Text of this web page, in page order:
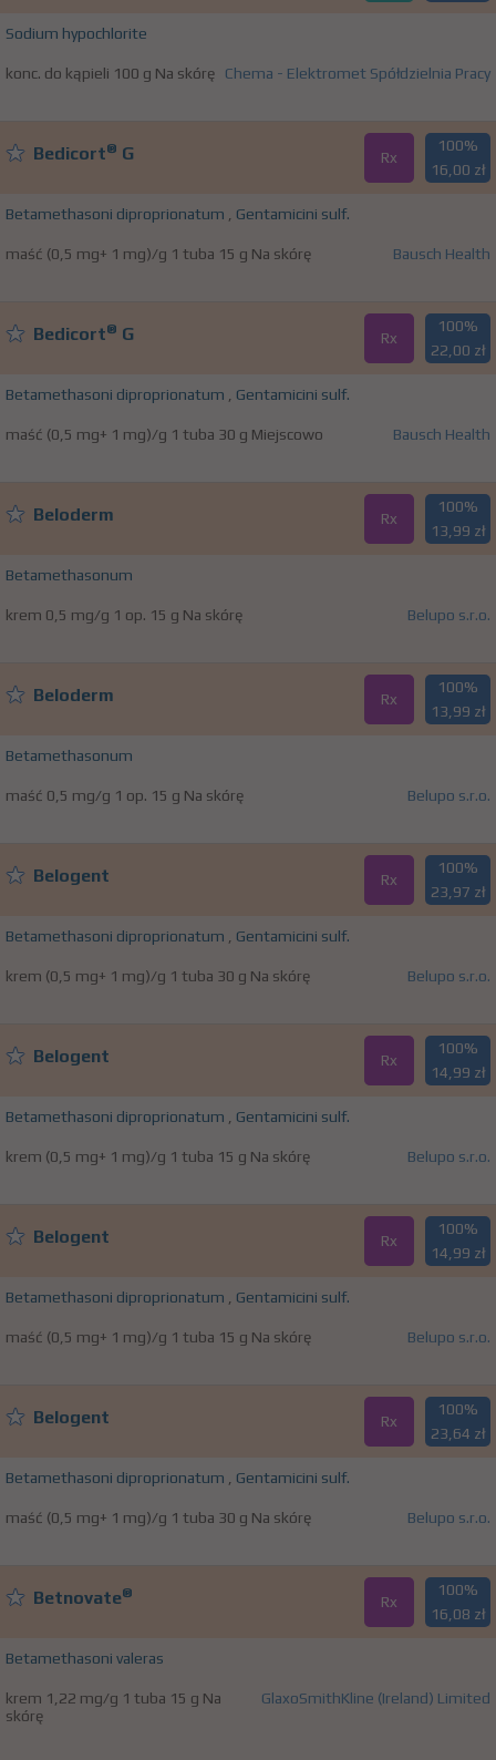
Sodium hypochlorite
konc. do kąpieli 100 g Na skórę Chema - Elektromet Spółdzielnia Pracy
Bedicort® G Rx
100%
16,00 zł
Betamethasoni diproprionatum , Gentamicini sulf.
maść (0,5 mg+ 1 mg)/g 1 tuba 15 g Na skórę Bausch Health
Bedicort® G Rx
100%
22,00 zł
Betamethasoni diproprionatum , Gentamicini sulf.
maść (0,5 mg+ 1 mg)/g 1 tuba 30 g Miejscowo Bausch Health
Beloderm Rx
100%
13,99 zł
Betamethasonum
krem 0,5 mg/g 1 op. 15 g Na skórę Belupo s.r.o.
Beloderm Rx
100%
13,99 zł
Betamethasonum
maść 0,5 mg/g 1 op. 15 g Na skórę Belupo s.r.o.
Belogent Rx
100%
23,97 zł
Betamethasoni diproprionatum , Gentamicini sulf.
krem (0,5 mg+ 1 mg)/g 1 tuba 30 g Na skórę Belupo s.r.o.
Belogent Rx
100%
14,99 zł
Betamethasoni diproprionatum , Gentamicini sulf.
krem (0,5 mg+ 1 mg)/g 1 tuba 15 g Na skórę Belupo s.r.o.
Belogent Rx
100%
14,99 zł
Betamethasoni diproprionatum , Gentamicini sulf.
maść (0,5 mg+ 1 mg)/g 1 tuba 15 g Na skórę Belupo s.r.o.
Belogent Rx
100%
23,64 zł
Betamethasoni diproprionatum , Gentamicini sulf.
maść (0,5 mg+ 1 mg)/g 1 tuba 30 g Na skórę Belupo s.r.o.
Betnovate® Rx
100%
16,08 zł
Betamethasoni valeras
krem 1,22 mg/g 1 tuba 15 g Na
skórę
GlaxoSmithKline (Ireland) Limited